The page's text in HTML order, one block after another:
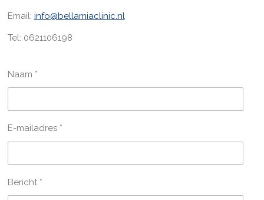
Email: info@bellamiaclinic.nl
Tel: 0621106198
Naam *
E-mailadres *
Bericht *